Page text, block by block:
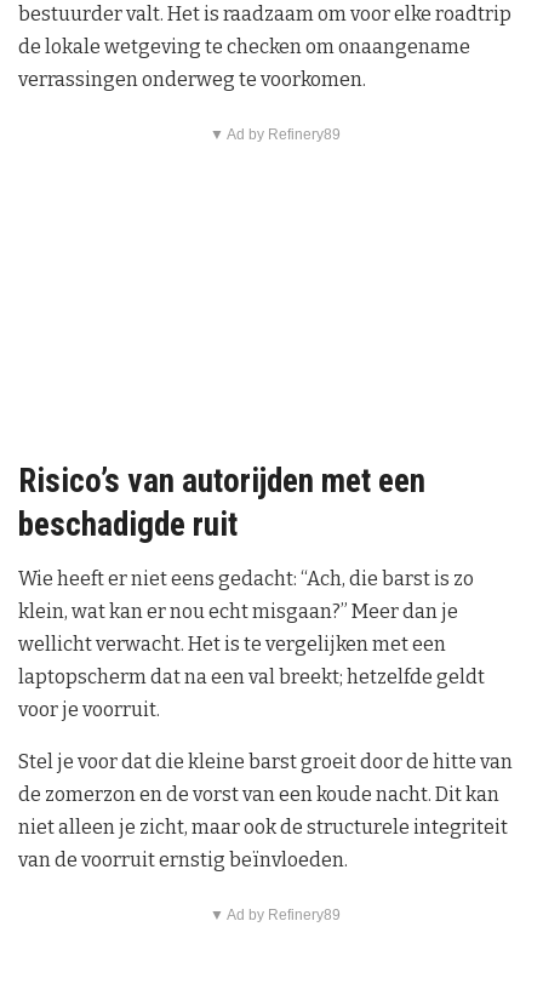
bestuurder valt. Het is raadzaam om voor elke roadtrip
de lokale wetgeving te checken om onaangename
verrassingen onderweg te voorkomen.
▼ Ad by Refinery89
Risico’s van autorijden met een
beschadigde ruit
Wie heeft er niet eens gedacht: “Ach, die barst is zo
klein, wat kan er nou echt misgaan?” Meer dan je
wellicht verwacht. Het is te vergelijken met een
laptopscherm dat na een val breekt; hetzelfde geldt
voor je voorruit.
Stel je voor dat die kleine barst groeit door de hitte van
de zomerzon en de vorst van een koude nacht. Dit kan
niet alleen je zicht, maar ook de structurele integriteit
van de voorruit ernstig beïnvloeden.
▼ Ad by Refinery89